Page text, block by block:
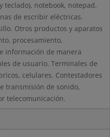
notebook, notepad.
de escribir eléctricas.
Otros productos y aparatos
procesamiento,
información de manera
de usuario. Terminales de
celulares. Contestadores
transmisión de sonido,
telecomunicación.